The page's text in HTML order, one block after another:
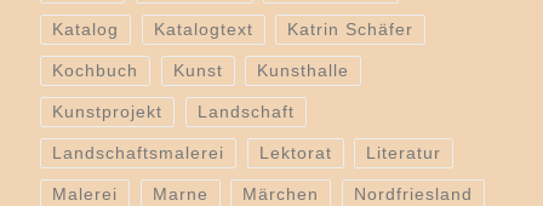
Katalog Katalogtext Katrin Schäfer
Kochbuch Kunst Kunsthalle
Kunstprojekt Landschaft
Landschaftsmalerei Lektorat Literatur
Malerei Marne Märchen Nordfriesland